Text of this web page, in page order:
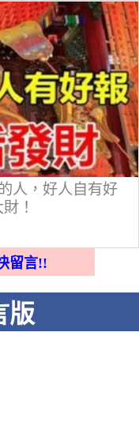
人，好人自有好
！
留言!!
版